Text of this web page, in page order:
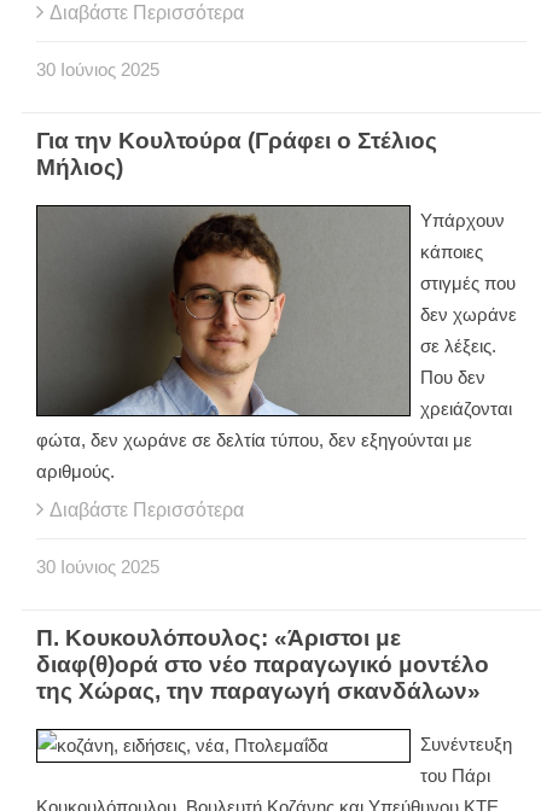
Διαβάστε Περισσότερα
30 Ιούνιος 2025
Για την Κουλτούρα (Γράφει ο Στέλιος
Μήλιος)
Υπάρχουν
κάποιες
στιγμές που
δεν χωράνε
σε λέξεις.
Που δεν
χρειάζονται
φώτα, δεν χωράνε σε δελτία τύπου, δεν εξηγούνται με
αριθμούς.
Διαβάστε Περισσότερα
30 Ιούνιος 2025
Π. Κουκουλόπουλος: «Άριστοι με
διαφ(θ)ορά στο νέο παραγωγικό μοντέλο
της Χώρας, την παραγωγή σκανδάλων»
Συνέντευξη
του Πάρι
Κουκουλόπουλου, Βουλευτή Κοζάνης και Υπεύθυνου ΚΤΕ